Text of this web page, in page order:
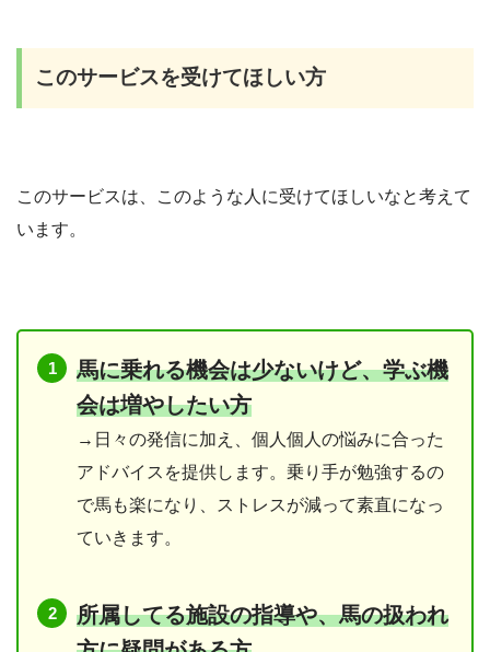
このサービスを受けてほしい方
このサービスは、このような人に受けてほしいなと考えて
います。
馬に乗れる機会は少ないけど、学ぶ機
会は増やしたい方
→日々の発信に加え、個人個人の悩みに合った
アドバイスを提供します。乗り手が勉強するの
で馬も楽になり、ストレスが減って素直になっ
ていきます。
所属してる施設の指導や、馬の扱われ